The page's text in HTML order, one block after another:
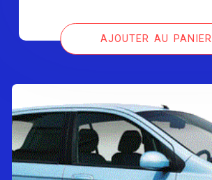
AJOUTER AU PANIER